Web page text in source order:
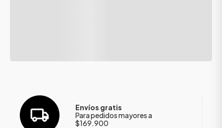
Envíos gratis
Para pedidos mayores a
$169.900